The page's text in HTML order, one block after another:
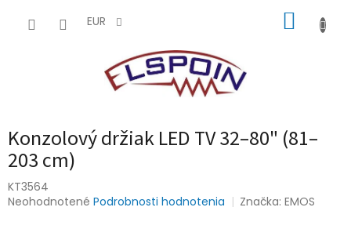
EUR
Konzolový držiak LED TV 32–80" (81–
203 cm)
KT3564
Priemerné
Neohodnotené Podrobnosti hodnotenia Značka:EMOS